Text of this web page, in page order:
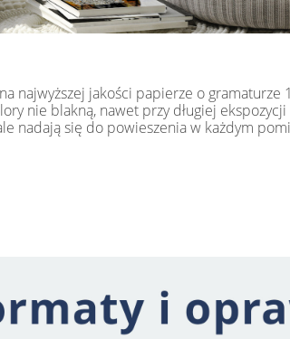
najwyższej jakości papierze o
nie blakną, nawet przy długiej ekspozycji
nadają się do powieszenia w każdym